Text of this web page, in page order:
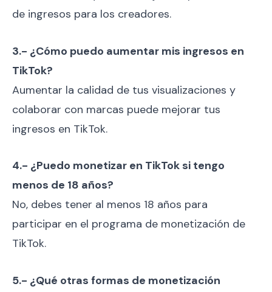
de ingresos para los creadores.
3.- ¿Cómo puedo aumentar mis ingresos en
TikTok?
Aumentar la calidad de tus visualizaciones y
colaborar con marcas puede mejorar tus
ingresos en TikTok.
4.- ¿Puedo monetizar en TikTok si tengo
menos de 18 años?
No, debes tener al menos 18 años para
participar en el programa de monetización de
TikTok.
5.- ¿Qué otras formas de monetización